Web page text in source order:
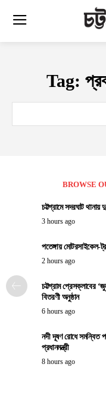
Tag:
BROWSE
চট্টগ্রামে সদরঘাট
3 hours ago
পতেঙ্গায় মোটরসাইকেল-
2 hours ago
চট্টগ্রাম প্রেসক্লাবের
বিতরণী অনুষ্ঠান
6 hours ago
নদী দূষণ রোধে সমন্বিত
প্রধানমন্ত্রী
8 hours ago